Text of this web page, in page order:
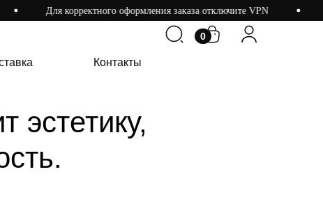
Для корректного оформления заказа отключите VPN
0
Контакты
0
Контакты
эстетику,